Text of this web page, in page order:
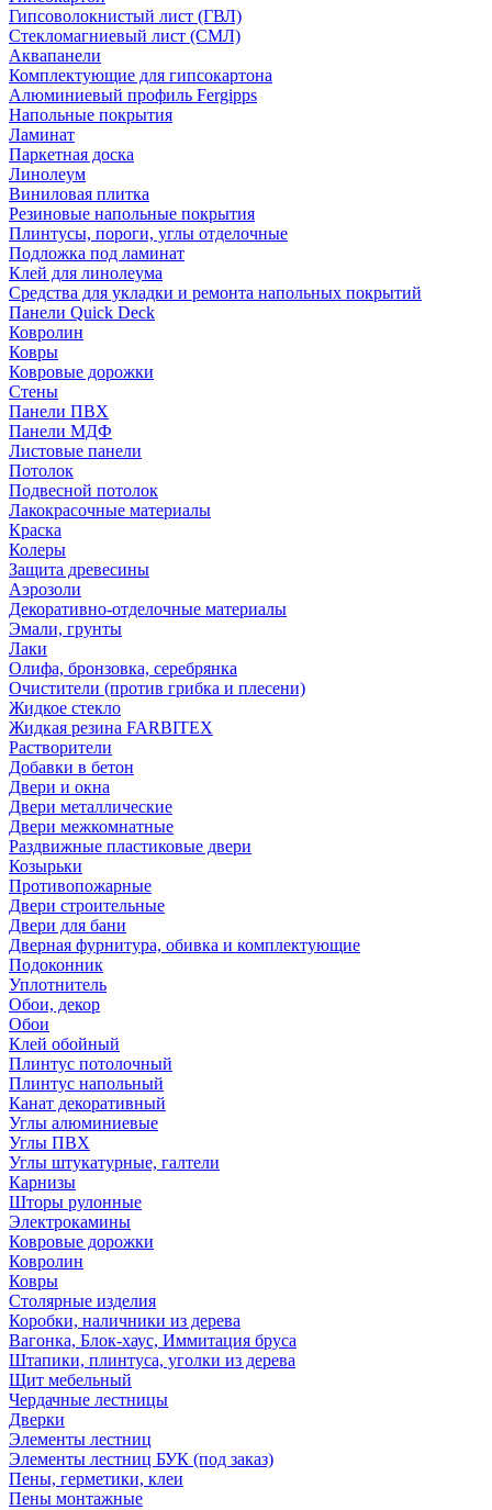
Гипсоволокнистый лист (ГВЛ)
Стекломагниевый лист (СМЛ)
Аквапанели
Комплектующие для гипсокартона
Алюминиевый профиль Fergipps
Напольные покрытия
Ламинат
Паркетная доска
Линолеум
Виниловая плитка
Резиновые напольные покрытия
Плинтусы, пороги, углы отделочные
Подложка под ламинат
Клей для линолеума
Средства для укладки и ремонта напольных покрытий
Панели Quick Deck
Ковролин
Ковры
Ковровые дорожки
Стены
Панели ПВХ
Панели МДФ
Листовые панели
Потолок
Подвесной потолок
Лакокрасочные материалы
Краска
Колеры
Защита древесины
Аэрозоли
Декоративно-отделочные материалы
Эмали, грунты
Лаки
Олифа, бронзовка, серебрянка
Очистители (против грибка и плесени)
Жидкое стекло
Жидкая резина FARBITEX
Растворители
Добавки в бетон
Двери и окна
Двери металлические
Двери межкомнатные
Раздвижные пластиковые двери
Козырьки
Противопожарные
Двери строительные
Двери для бани
Дверная фурнитура, обивка и комплектующие
Подоконник
Уплотнитель
Обои, декор
Обои
Клей обойный
Плинтус потолочный
Плинтус напольный
Канат декоративный
Углы алюминиевые
Углы ПВХ
Углы штукатурные, галтели
Карнизы
Шторы рулонные
Электрокамины
Ковровые дорожки
Ковролин
Ковры
Столярные изделия
Коробки, наличники из дерева
Вагонка, Блок-хаус, Иммитация бруса
Штапики, плинтуса, уголки из дерева
Щит мебельный
Чердачные лестницы
Дверки
Элементы лестниц
Элементы лестниц БУК (под заказ)
Пены, герметики, клеи
Пены монтажные